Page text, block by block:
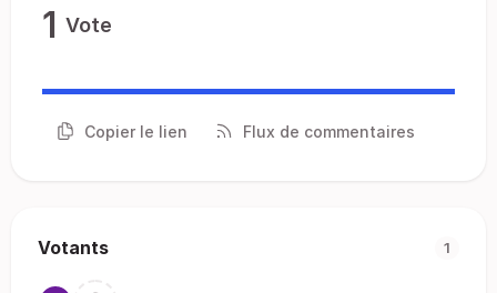
1 Vote
Copier le lien Flux de commentaires
Votants 1